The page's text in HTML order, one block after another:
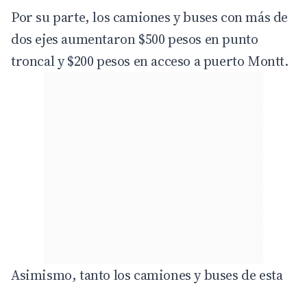
Por su parte, los camiones y buses con más de
dos ejes aumentaron $500 pesos en punto
troncal y $200 pesos en acceso a puerto Montt.
Asimismo, tanto los camiones y buses de esta